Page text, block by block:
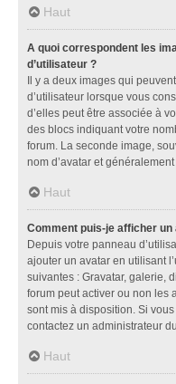
Haut
A quoi correspondent les
d’utilisateur ?
Il y a deux images qui
d’utilisateur lorsque vous
d’elles peut être associée à
des blocs indiquant votre
forum. La seconde image,
nom d’avatar et
Haut
Comment puis-je afficher un
Depuis votre panneau
ajouter un avatar en utilisant
suivantes : Gravatar, galerie,
forum peut activer ou non les
sont mis à disposition. Si
contactez un administrateur
Haut